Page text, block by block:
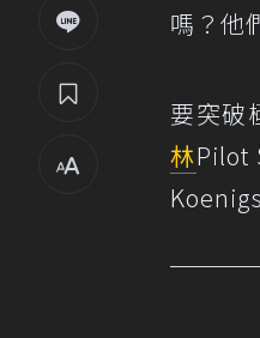
嗎？他
要突破
林Pilot